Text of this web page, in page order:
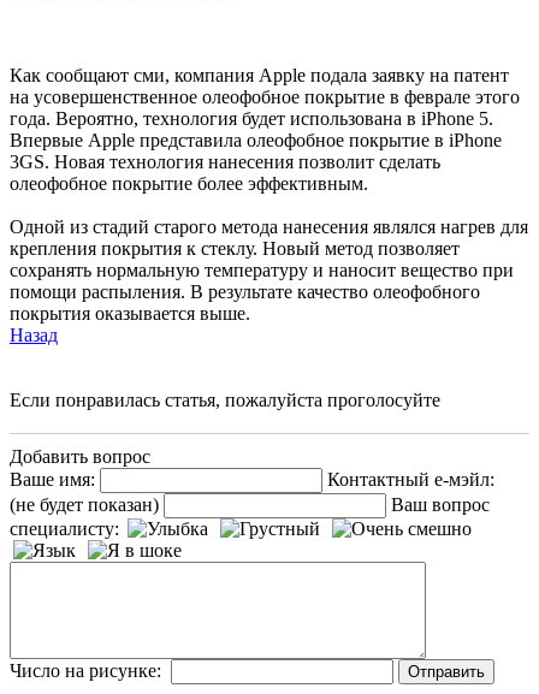
Как сообщают сми, компания Apple подала заявку на патент
на усовершенственное олеофобное покрытие в феврале этого
года. Вероятно, технология будет использована в iPhone 5.
Впервые Apple представила олеофобное покрытие в iPhone
3GS. Новая технология нанесения позволит сделать
олеофобное покрытие более эффективным.
Одной из стадий старого метода нанесения являлся нагрев для
крепления покрытия к стеклу. Новый метод позволяет
сохранять нормальную температуру и наносит вещество при
помощи распыления. В результате качество олеофобного
покрытия оказывается выше.
Назад
Если понравилась статья, пожалуйста проголосуйте
Добавить вопрос
Ваше имя:
Контактный е-мэйл:
(не будет показан)
Ваш вопрос
специалисту:
Число на рисунке: